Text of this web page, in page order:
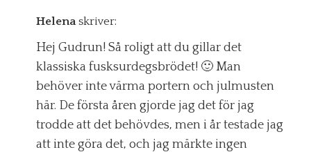
Helena skriver:
Hej Gudrun! Så roligt att du gillar det
klassiska fusksurdegsbrödet! 🙂 Man
behöver inte värma portern och julmusten
här. De första åren gjorde jag det för jag
trodde att det behövdes, men i år testade jag
att inte göra det, och jag märkte ingen